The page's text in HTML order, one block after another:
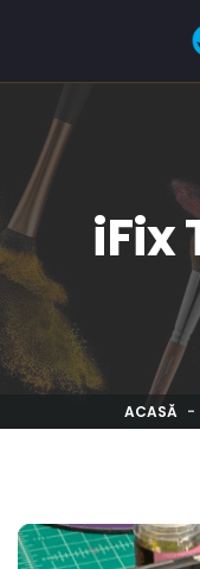
iFix
ACASĂ